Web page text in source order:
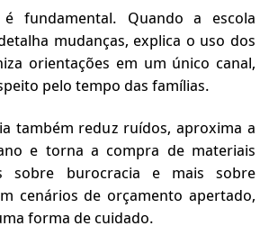
fundamental. Quando a escola
mudanças, explica o uso dos
orientações em um único canal,
pelo tempo das famílias.
também reduz ruídos, aproxima a
e torna a compra de materiais
sobre burocracia e mais sobre
cenários de orçamento apertado,
forma de cuidado.